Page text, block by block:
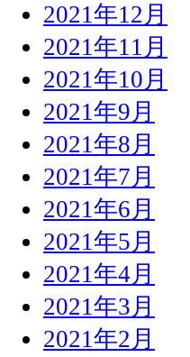
2021年12月
2021年11月
2021年10月
2021年9月
2021年8月
2021年7月
2021年6月
2021年5月
2021年4月
2021年3月
2021年2月